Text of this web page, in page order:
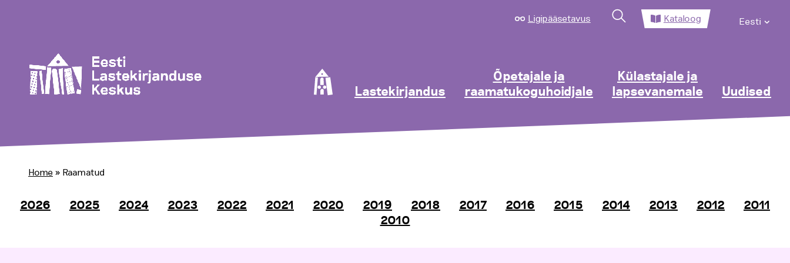
Ligipääsetavus Kataloog Eesti
Lastekirjandus
Õpetajale ja
raamatukoguhoidjale
Külastajale ja
lapsevanemale
Uudised
Home » Raamatud
2026 2025 2024 2023 2022 2021 2020 2019 2018 2017 2016 2015 2014 2013 2012
2011
2010